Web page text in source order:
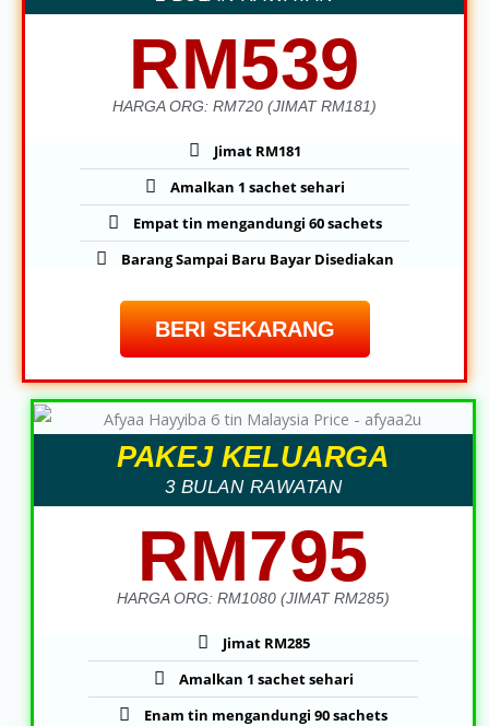
RM539
HARGA ORG: RM720 (JIMAT RM181)
Jimat RM181
Amalkan 1 sachet sehari
Empat tin mengandungi 60 sachets
Barang Sampai Baru Bayar Disediakan
BERI SEKARANG
PAKEJ KELUARGA
3 BULAN RAWATAN
RM795
HARGA ORG: RM1080 (JIMAT RM285)
Jimat RM285
Amalkan 1 sachet sehari
Enam tin mengandungi 90 sachets